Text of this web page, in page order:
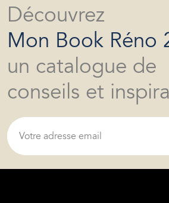
Découvrez
Mon Book Réno
un catalogue de
conseils et